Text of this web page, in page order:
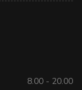
8.00 - 20.00